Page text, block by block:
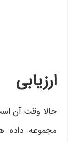
ارزیابی